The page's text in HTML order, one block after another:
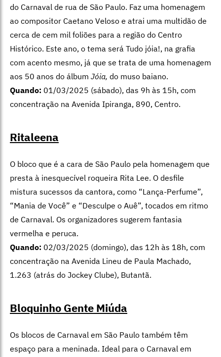
do Carnaval de rua de São Paulo. Faz uma homenagem
ao compositor Caetano Veloso e atrai uma multidão de
cerca de cem mil foliões para a região do Centro
Histórico. Este ano, o tema será Tudo jóia!, na grafia
com acento mesmo, já que se trata de uma homenagem
aos 50 anos do álbum Jóia, do muso baiano.
Quando: 01/03/2025 (sábado), das 9h às 15h, com
concentração na Avenida Ipiranga, 890, Centro.
Ritaleena
O bloco que é a cara de São Paulo pela homenagem que
presta à inesquecível roqueira Rita Lee. O desfile
mistura sucessos da cantora, como “Lança-Perfume”,
“Mania de Você” e “Desculpe o Auê”, tocados em ritmo
de Carnaval. Os organizadores sugerem fantasia
vermelha e peruca.
Quando: 02/03/2025 (domingo), das 12h às 18h, com
concentração na Avenida Lineu de Paula Machado,
1.263 (atrás do Jockey Clube), Butantã.
Bloquinho Gente Miúda
Os blocos de Carnaval em São Paulo também têm
espaço para a meninada. Ideal para o Carnaval em